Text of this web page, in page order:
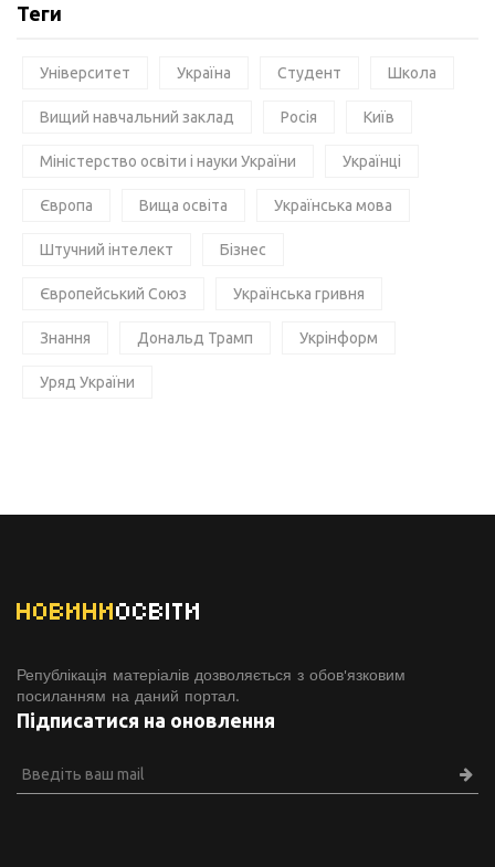
Теги
Університет Україна Студент Школа
Вищий навчальний заклад Росія Київ
Міністерство освіти і науки України Українці
Європа Вища освіта Українська мова
Штучний інтелект Бізнес
Європейський Союз Українська гривня
Знання Дональд Трамп Укрінформ
Уряд України
НОВИНИОСВІТИ
Републікація матеріалів дозволяється з обов'язковим
посиланням на даний портал.
Підписатися на оновлення